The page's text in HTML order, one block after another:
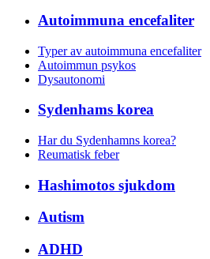
Autoimmuna encefaliter
Typer av autoimmuna encefaliter
Autoimmun psykos
Dysautonomi
Sydenhams korea
Har du Sydenhamns korea?
Reumatisk feber
Hashimotos sjukdom
Autism
ADHD